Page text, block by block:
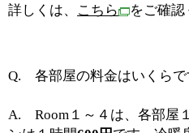
詳しくは、
こちら をご確認
Q. 各部屋の料金はいくらで
A. Room１～４は、各部屋